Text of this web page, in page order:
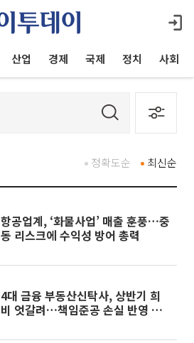
산업 경제 국제 정치 사회
최신순
정확도순
항공업계, ‘화물사업’ 매출 훈풍…중
동 리스크에 수익성 방어 총력
4대 금융 부동산신탁사, 상반기 희
비 엇갈려…책임준공 손실 반영 시